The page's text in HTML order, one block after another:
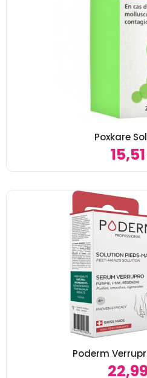
Poxkare
Poderm